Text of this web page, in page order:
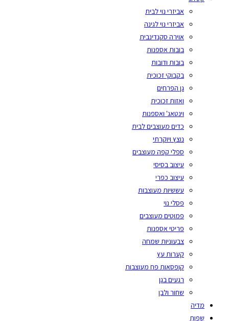
אביזרי נוי לבית
אביזרי נוי לגינה
אוירה סקנדינבית
בובות אספנות
בובות ודובות
בקבוקי זכוכית
גן הפרחים
ואזות זכוכית
וינטאג' ואספנות
כדים מעוצבים לבית
נוצץ ויוקרתי
ספלי קפה מעוצבים
עיצוב בסיסי
עיצוב כפרי
עששיות מעוצבות
פסלי נוי
פמוטים מעוצבים
פריטי אספנות
צבעוניות שמחה
קערות עץ
קופסאות פח מעוצבות
רגעים בגן
שחור ולבן
מדיה
שפות